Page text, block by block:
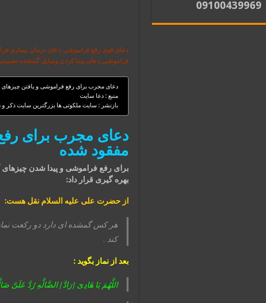
دعای قوی رفع فراموشی,دعای درمان بیماری
فراموشی,دعای پیدا کردن وسایل گمشده
دعای مجرب برای رفع فراموشی و یافتن
منبع : دعا سایت
بازنشر : سایت ملکوتی ها بزرگترین سایت ذکر و
دعای مجرب برای
مفقود شده
برای رفع فراموشی و پیدا شدن چیزهای
بهره گیری قرار داد:
از حضرت علی علیه السلام نقل هست:
هر کس گمشده ای دارد دو رکعت
کند .
بعد از نماز بگوید :
اللَّهُمَ‏ یَا هَادِیَ‏ [رَادَّ] الضَّالَّهِ رُدَّ عَلَیَّ
09100439969